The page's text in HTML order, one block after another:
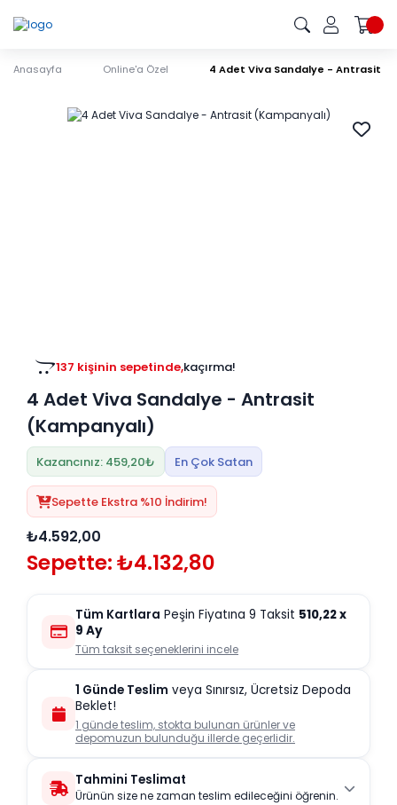
Anasayfa Online'a Özel 4 Adet Viva Sandalye - Antrasit
137 kişinin sepetinde,kaçırma!
4 Adet Viva Sandalye - Antrasit
(Kampanyalı)
Kazancınız: 459,20₺ En Çok Satan
Sepette Ekstra %10 İndirim!
₺4.592,00
Sepette: ₺4.132,80
Tüm Kartlara Peşin Fiyatına 9 Taksit 510,22x
9 Ay
Tüm taksit seçeneklerini incele
1 Günde Teslim veya Sınırsız, Ücretsiz Depoda
Beklet!
1 günde teslim, stokta bulunan ürünler ve
depomuzun bulunduğu illerde geçerlidir.
Tahmini Teslimat
Ürünün size ne zaman teslim edileceğini öğrenin.